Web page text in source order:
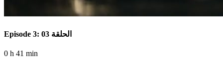
Episode 3: الحلقة 03
0 h 41 min